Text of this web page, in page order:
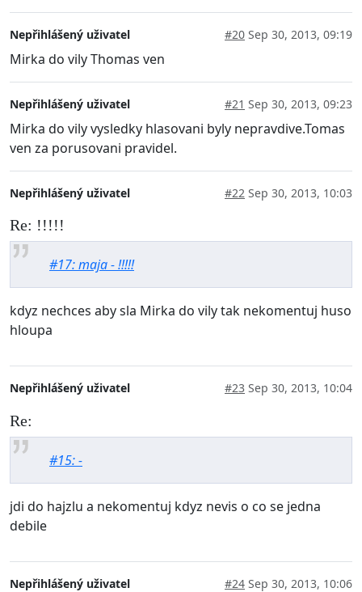
Nepřihlášený uživatel #20 Sep 30, 2013, 09:19
Mirka do vily Thomas ven
Nepřihlášený uživatel #21 Sep 30, 2013, 09:23
Mirka do vily vysledky hlasovani byly nepravdive.Tomas
ven za porusovani pravidel.
Nepřihlášený uživatel #22 Sep 30, 2013, 10:03
Re: !!!!!
#17: maja - !!!!!
kdyz nechces aby sla Mirka do vily tak nekomentuj huso
hloupa
Nepřihlášený uživatel #23 Sep 30, 2013, 10:04
Re:
#15: -
jdi do hajzlu a nekomentuj kdyz nevis o co se jedna
debile
Nepřihlášený uživatel #24 Sep 30, 2013, 10:06